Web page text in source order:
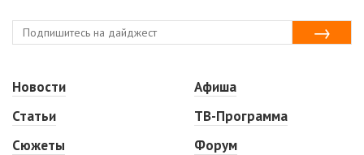
Новости
Статьи
Сюжеты
Афиша
ТВ-Программа
Форум